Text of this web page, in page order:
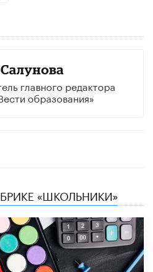
главного редактора
образования»
«ШКОЛЬНИКИ»